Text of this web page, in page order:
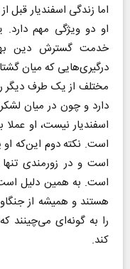
اما زندگی اسفندیار
او دو ویژگی مهم
خدمت گسترش دین
درگیری‌هایی که میان
مختلف از یک طرف دیگر
دارد و چون در میان
اسفندیار نیست، او
است. نکته دوم این‌که او
است و در زورمندی
است. به همین دلیل
هستند و همیشه از
را به گونه‌ای می‌چینند
کند.